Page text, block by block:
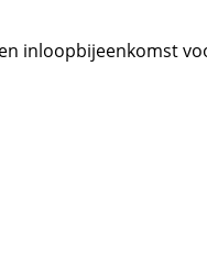
inloopbijeenkomst